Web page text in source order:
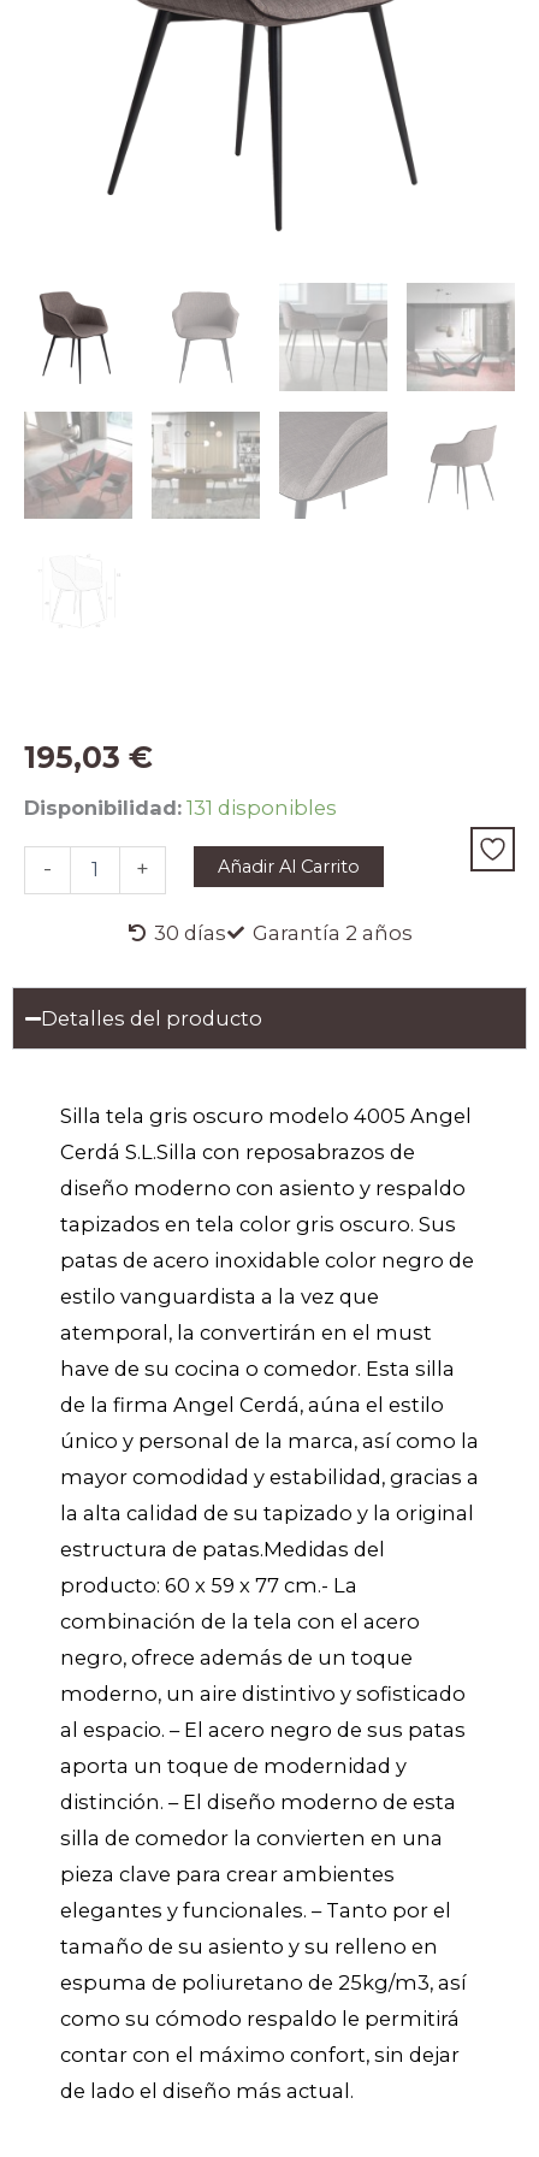
195,03 €
Disponibilidad: 131 disponibles
-
Silla
gris
oscuro
cantidad
+ Añadir Al Carrito
30 días Garantía 2 años
Detalles del producto
Silla tela gris oscuro modelo 4005 Angel
Cerdá S.L.Silla con reposabrazos de
diseño moderno con asiento y respaldo
tapizados en tela color gris oscuro. Sus
patas de acero inoxidable color negro de
estilo vanguardista a la vez que
atemporal, la convertirán en el must
have de su cocina o comedor. Esta silla
de la firma Angel Cerdá, aúna el estilo
único y personal de la marca, así como la
mayor comodidad y estabilidad, gracias a
la alta calidad de su tapizado y la original
estructura de patas.Medidas del
producto: 60 x 59 x 77 cm.- La
combinación de la tela con el acero
negro, ofrece además de un toque
moderno, un aire distintivo y sofisticado
al espacio. – El acero negro de sus patas
aporta un toque de modernidad y
distinción. – El diseño moderno de esta
silla de comedor la convierten en una
pieza clave para crear ambientes
elegantes y funcionales. – Tanto por el
tamaño de su asiento y su relleno en
espuma de poliuretano de 25kg/m3, así
como su cómodo respaldo le permitirá
contar con el máximo confort, sin dejar
de lado el diseño más actual.